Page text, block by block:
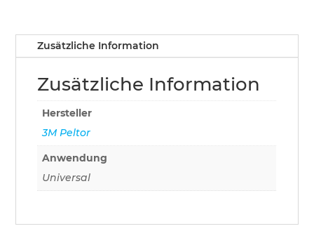
Zusätzliche Information
Zusätzliche Information
Hersteller
3M Peltor
Anwendung
Universal